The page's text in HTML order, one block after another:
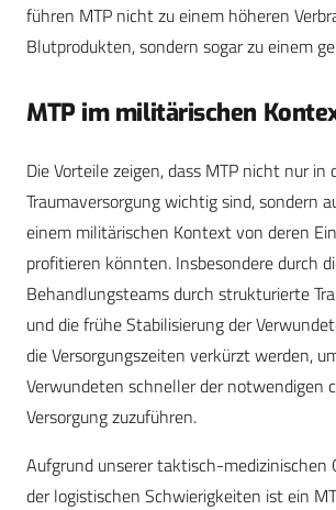
führen MTP nicht zu einem höheren
Blutprodukten, sondern sogar zu einem
MTP im militärischen
Die Vorteile zeigen, dass MTP nicht nur in
Traumaversorgung wichtig sind, sondern
einem militärischen Kontext von deren
profitieren könnten. Insbesondere durch
Behandlungsteams durch strukturierte
und die frühe Stabilisierung der
die Versorgungszeiten verkürzt werden,
Verwundeten schneller der notwendigen
Versorgung zuzuführen.
Aufgrund unserer taktisch-medizinischen
der logistischen Schwierigkeiten ist ein